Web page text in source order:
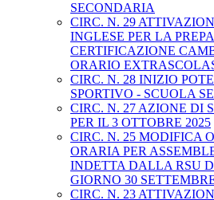
SECONDARIA
CIRC. N. 29
INGLESE PER LA
CERTIFICAZIONE
ORARIO
CIRC. N. 28 INIZIO
SPORTIVO - SCUOLA
CIRC. N. 27 AZIONE DI
PER IL 3 OTTOBRE 2025
CIRC. N. 25 MODIFICA
ORARIA PER
INDETTA DALLA RSU
GIORNO 30
CIRC. N. 23